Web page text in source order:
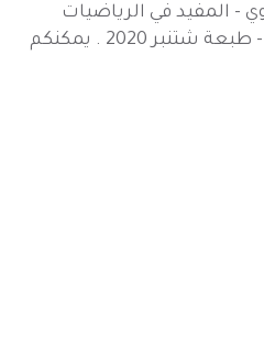
- المفيد في الرياضيات
للمستوى الخامس ابتدائي - طبعة شتنبر 2020 . يمكنكم